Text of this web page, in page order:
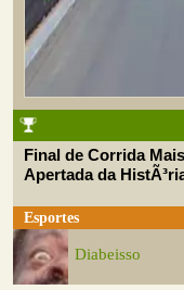
Final de Corrida Mais
Apertada da
Esportes
Diabeisso